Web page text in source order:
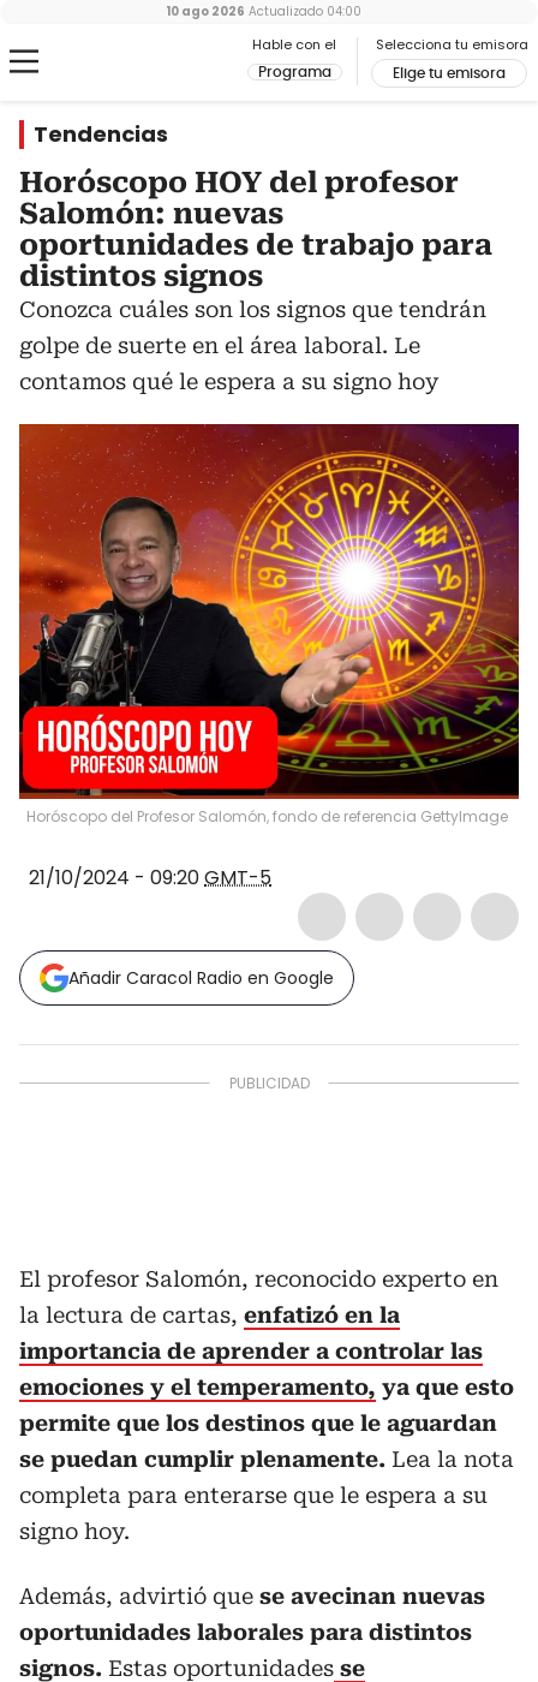
Hable con el
Programa
Selecciona tu emisora
Elige tu emisora
10 ago 2026 Actualizado 04:00
Tendencias
Horóscopo HOY del profesor
Salomón: nuevas
oportunidades de trabajo para
distintos signos
Conozca cuáles son los signos que tendrán
golpe de suerte en el área laboral. Le
contamos qué le espera a su signo hoy
Horóscopo del Profesor Salomón, fondo de referencia GettyImage
21/10/2024 - 09:20GMT-5
Añadir Caracol Radio en Google
El profesor Salomón, reconocido experto en
la lectura de cartas, enfatizó en la
importancia de aprender a controlar las
emociones y el temperamento, ya que esto
permite que los destinos que le aguardan
se puedan cumplir plenamente. Lea la nota
completa para enterarse que le espera a su
signo hoy.
Además, advirtió que se avecinan nuevas
oportunidades laborales para distintos
signos. Estas oportunidades se